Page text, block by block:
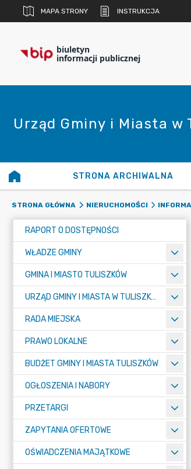
MAPA STRONY INSTRUKCJA
biuletyn
informacji publicznej
Urząd Gminy i Miasta w
STRONA ARCHIWALNA
STRONA GŁÓWNA NIERUCHOMOŚCI
RAPORT O DOSTĘPNOŚCI
WŁADZE GMINY
GMINA I MIASTO TULISZKÓW
URZĄD GMINY I MIASTA W TULISZKOWIE
RADA MIEJSKA
PRAWO LOKALNE
BUDŻET GMINY I MIASTA TULISZKÓW
OGŁOSZENIA I NABORY
PRZETARGI
ZAPYTANIA OFERTOWE
OŚWIADCZENIA MAJĄTKOWE